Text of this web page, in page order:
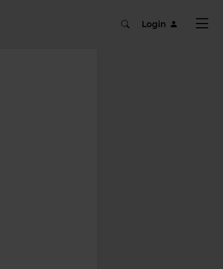
Login